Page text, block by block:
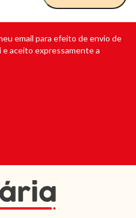
email para efeito de envio de
aceito expressamente a